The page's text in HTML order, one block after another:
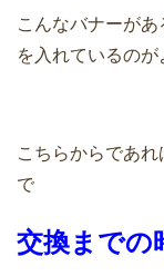
こんなバナーが
を入れているの
こちらからであ
で
交換までの